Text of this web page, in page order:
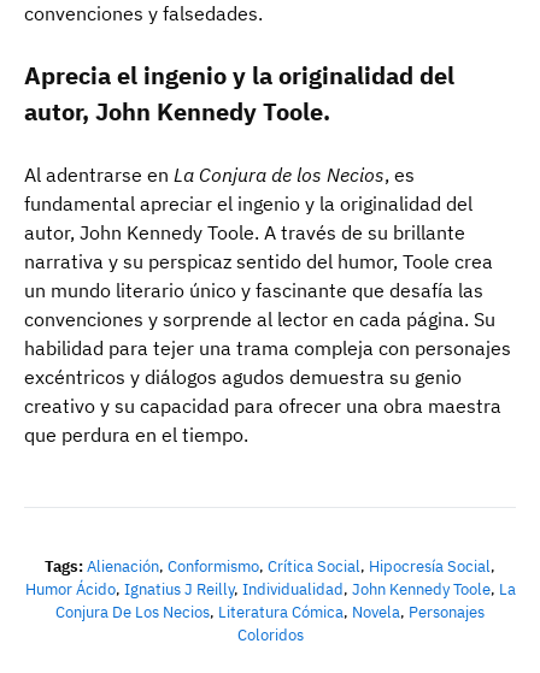
convenciones y falsedades.
Aprecia el ingenio y la originalidad del
autor, John Kennedy Toole.
Al adentrarse en La Conjura de los Necios, es
fundamental apreciar el ingenio y la originalidad del
autor, John Kennedy Toole. A través de su brillante
narrativa y su perspicaz sentido del humor, Toole crea
un mundo literario único y fascinante que desafía las
convenciones y sorprende al lector en cada página. Su
habilidad para tejer una trama compleja con personajes
excéntricos y diálogos agudos demuestra su genio
creativo y su capacidad para ofrecer una obra maestra
que perdura en el tiempo.
Tags:Alienación, Conformismo, Crítica Social, Hipocresía Social,
Humor Ácido, Ignatius J Reilly, Individualidad, John Kennedy Toole, La
Conjura De Los Necios, Literatura Cómica, Novela, Personajes
Coloridos